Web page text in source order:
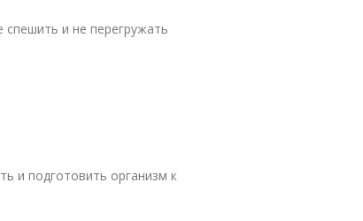
и не перегружать
и подготовить организм к